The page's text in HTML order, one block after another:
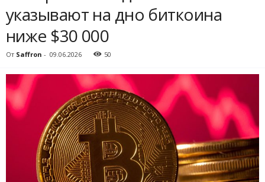
указывают на дно биткоина
ниже $30 000
От Saffron - 09.06.2026 50